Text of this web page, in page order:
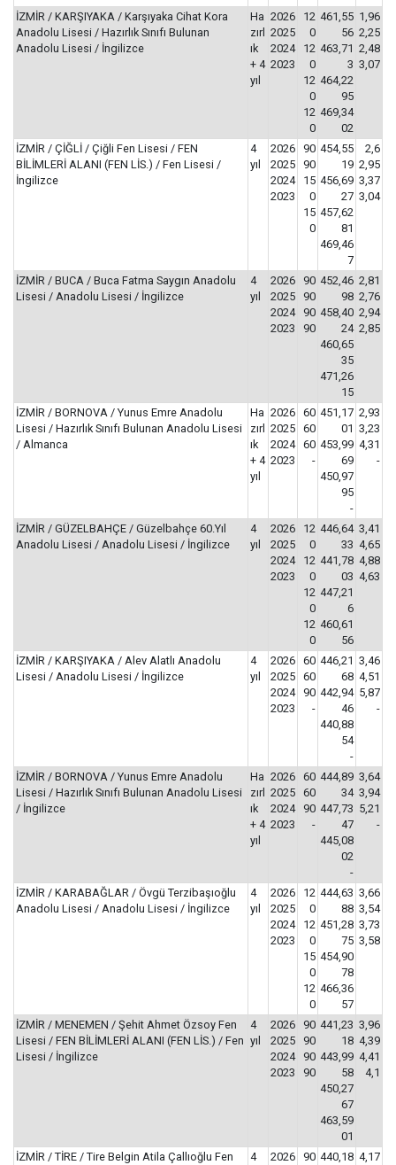
İZMİR / KARŞIYAKA / Karşıyaka Cihat Kora
Anadolu Lisesi / Hazırlık Sınıfı Bulunan
Anadolu Lisesi / İngilizce
Ha
zırl
ık
+ 4
yıl
2026
2025
2024
2023
12
0
12
0
12
0
12
0
461,55
56
463,71
3
464,22
95
469,34
02
1,96
2,25
2,48
3,07
İZMİR / ÇİĞLİ / Çiğli Fen Lisesi / FEN
BİLİMLERİ ALANI (FEN LİS.) / Fen Lisesi /
İngilizce
4
yıl
2026
2025
2024
2023
90
90
15
0
15
0
454,55
19
456,69
27
457,62
81
469,46
7
2,6
2,95
3,37
3,04
İZMİR / BUCA / Buca Fatma Saygın Anadolu
Lisesi / Anadolu Lisesi / İngilizce
4
yıl
2026
2025
2024
2023
90
90
90
90
452,46
98
458,40
24
460,65
35
471,26
15
2,81
2,76
2,94
2,85
İZMİR / BORNOVA / Yunus Emre Anadolu
Lisesi / Hazırlık Sınıfı Bulunan Anadolu Lisesi
/ Almanca
Ha
zırl
ık
+ 4
yıl
2026
2025
2024
2023
60
60
60
-
451,17
01
453,99
69
450,97
95
-
2,93
3,23
4,31
-
İZMİR / GÜZELBAHÇE / Güzelbahçe 60.Yıl
Anadolu Lisesi / Anadolu Lisesi / İngilizce
4
yıl
2026
2025
2024
2023
12
0
12
0
12
0
12
0
446,64
33
441,78
03
447,21
6
460,61
56
3,41
4,65
4,88
4,63
İZMİR / KARŞIYAKA / Alev Alatlı Anadolu
Lisesi / Anadolu Lisesi / İngilizce
4
yıl
2026
2025
2024
2023
60
60
90
-
446,21
68
442,94
46
440,88
54
-
3,46
4,51
5,87
-
İZMİR / BORNOVA / Yunus Emre Anadolu
Lisesi / Hazırlık Sınıfı Bulunan Anadolu Lisesi
/ İngilizce
Ha
zırl
ık
+ 4
yıl
2026
2025
2024
2023
60
60
90
-
444,89
34
447,73
47
445,08
02
-
3,64
3,94
5,21
-
İZMİR / KARABAĞLAR / Övgü Terzibaşıoğlu
Anadolu Lisesi / Anadolu Lisesi / İngilizce
4
yıl
2026
2025
2024
2023
12
0
12
0
15
0
12
0
444,63
88
451,28
75
454,90
78
466,36
57
3,66
3,54
3,73
3,58
İZMİR / MENEMEN / Şehit Ahmet Özsoy Fen
Lisesi / FEN BİLİMLERİ ALANI (FEN LİS.) / Fen
Lisesi / İngilizce
4
yıl
2026
2025
2024
2023
90
90
90
90
441,23
18
443,99
58
450,27
67
463,59
01
3,96
4,39
4,41
4,1
İZMİR / TİRE / Tire Belgin Atila Çallıoğlu Fen
4
2026
90 440,18 4,17